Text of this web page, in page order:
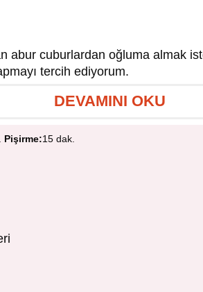
abur cuburlardan oğluma almak
tercih ediyorum.
DEVAMINI OKU
Pişirme:15 dak.